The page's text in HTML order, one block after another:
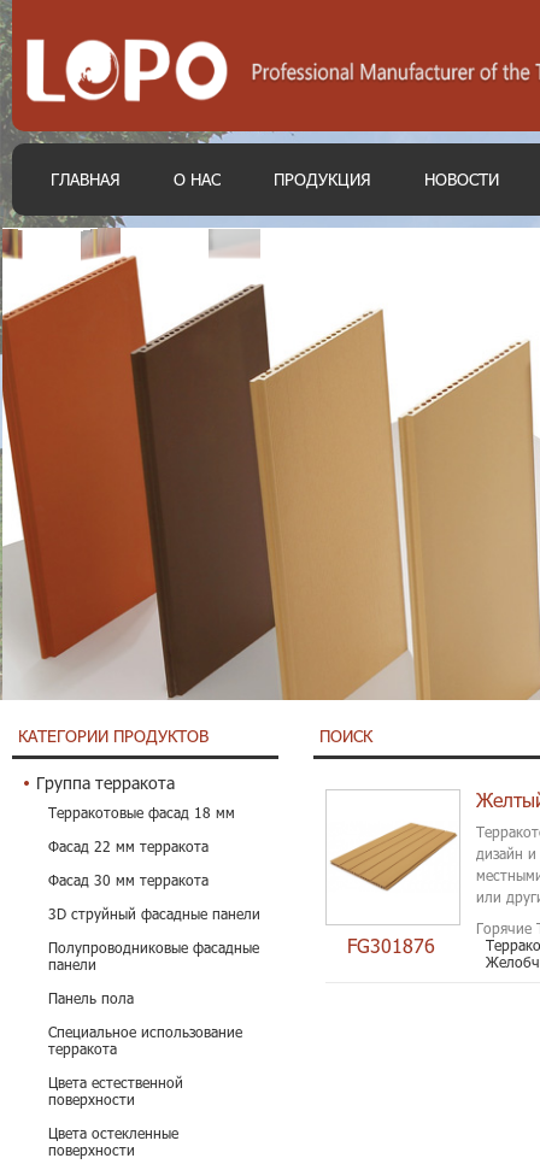
ГЛАВНАЯ О НАС ПРОДУКЦИЯ НОВОСТИ
КАТЕГОРИИ ПРОДУКТОВ
Группа терракота
Терракотовые фасад 18 мм
Фасад 22 мм терракота
Фасад 30 мм терракота
3D струйный фасадные панели
Полупроводниковые фасадные
панели
Панель пола
Специальное использование
терракота
Цвета естественной
поверхности
Цвета остекленные
поверхности
ПОИСК
FG301876
дизайн и
или
Горячие